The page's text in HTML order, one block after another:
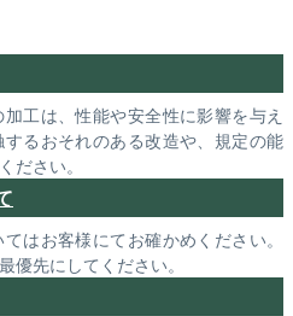
工は、性能や安全性に影響を与え
るおそれのある改造や、規定の能
ださい。
はお客様にてお確かめください。
優先にしてください。